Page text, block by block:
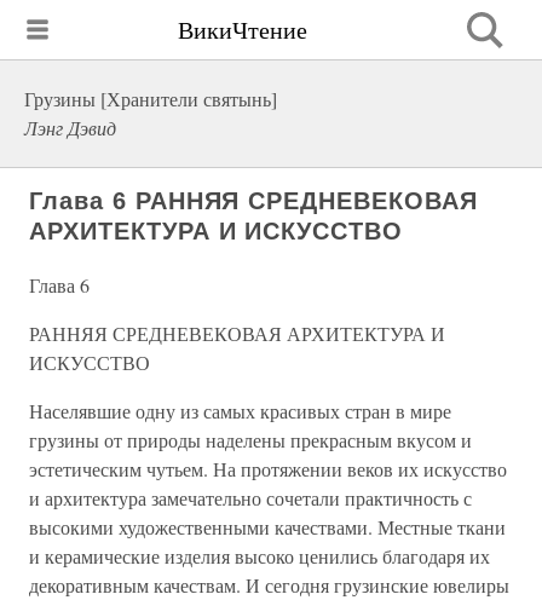
ВикиЧтение
Грузины [Хранители святынь]
Лэнг Дэвид
Глава 6 РАННЯЯ СРЕДНЕВЕКОВАЯ
АРХИТЕКТУРА И ИСКУССТВО
Глава 6
РАННЯЯ СРЕДНЕВЕКОВАЯ АРХИТЕКТУРА И
ИСКУССТВО
Населявшие одну из самых красивых стран в мире
грузины от природы наделены прекрасным вкусом и
эстетическим чутьем. На протяжении веков их искусство
и архитектура замечательно сочетали практичность с
высокими художественными качествами. Местные ткани
и керамические изделия высоко ценились благодаря их
декоративным качествам. И сегодня грузинские ювелиры